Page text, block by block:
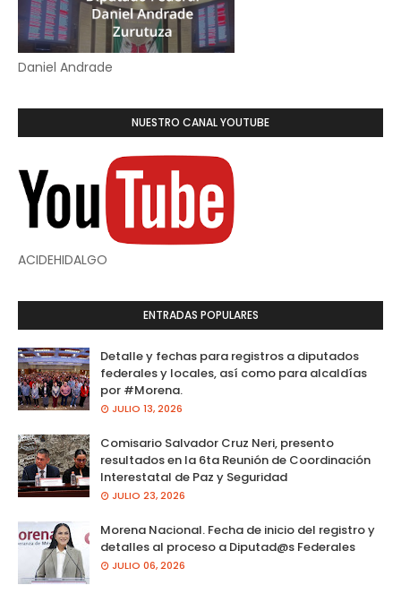
Daniel Andrade
NUESTRO CANAL YOUTUBE
ACIDEHIDALGO
ENTRADAS POPULARES
Detalle y fechas para registros a diputados
federales y locales, así como para alcaldías
por #Morena.
JULIO 13, 2026
Comisario Salvador Cruz Neri, presento
resultados en la 6ta Reunión de Coordinación
Interestatal de Paz y Seguridad
JULIO 23, 2026
Morena Nacional. Fecha de inicio del registro y
detalles al proceso a Diputad@s Federales
JULIO 06, 2026